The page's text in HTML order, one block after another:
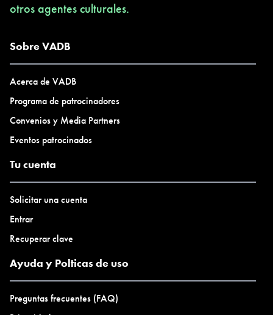
otros agentes culturales.
Sobre VADB
Acerca de VADB
Programa de patrocinadores
Convenios y Media Partners
Eventos patrocinados
Tu cuenta
Solicitar una cuenta
Entrar
Recuperar clave
Ayuda y Polticas de uso
Preguntas frecuentes (FAQ)